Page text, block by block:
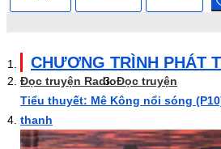
CHƯƠNG TRÌNH PHÁT
Đọc truyện RadioĐọc truyện
Tiểu thuyết: Mê Kông nổi sóng
thanh